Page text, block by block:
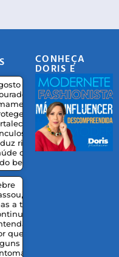
e
riscos à
da mãe
bebê
a tosse
que
CONHEÇA
DORIS E
EQUIPE